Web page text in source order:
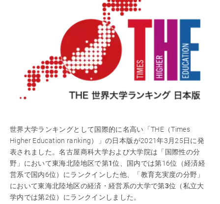
世界大学ランキングとして国際的に名高い「THE（Times
Higher Education ranking）」の日本版が2021年3月25日に発
表されました。名古屋商科大学および大学院は「 国際性の分
野 」において東海北陸地区で第1位、国内では第16位（経済経
営系で国内6位）にランクインした他、「 教育充実度の分野 」
において東海北陸地区の経済・経営系の大学で第3位 （私立大
学内では第2位）にランクインしました。